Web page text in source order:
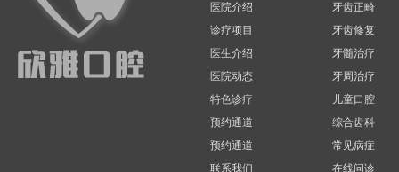
医院介绍
诊疗项目
医生介绍
医院动态
特色诊疗
预约通道
预约通道
联系我们
牙齿正畸
牙齿修复
牙髓治疗
牙周治疗
儿童口腔
综合齿科
常见病症
在线问诊